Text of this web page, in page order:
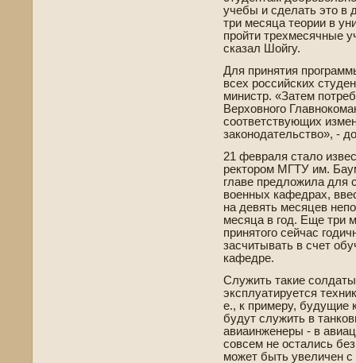
учебы и сде­лать это в
три месяца теории в
пройти трехмесячные
сказал Шойгу.
Для принятия
всех российских
министр. «Затем
Верховного
соотве­тствующих
законодательство», -
21 февраля стало
ректором МГТУ им.
главе­ предложила для
военных кафедрах,
на де­вять месяцев
месяца в год. Еще три
принятого сейчас
засчитывать в счет
кафедре.
Служить такие
эксплуатируется
е., к примеру, будущие
будут служить в
авиаинженеры - в
совсем не остались
может быть уве­личен